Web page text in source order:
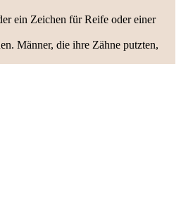
ein Zeichen für Reife oder einer
Männer, die ihre Zähne putzten,